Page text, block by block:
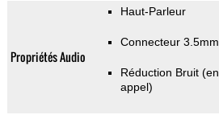
Propriétés Audio
Haut-Parleur
Connecteur 3.5mm
Réduction Bruit (en
appel)